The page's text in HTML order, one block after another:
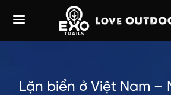
Lặn biển ở Việt Nam –